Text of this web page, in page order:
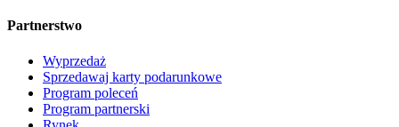
Partnerstwo
Wyprzedaż
Sprzedawaj karty podarunkowe
Program poleceń
Program partnerski